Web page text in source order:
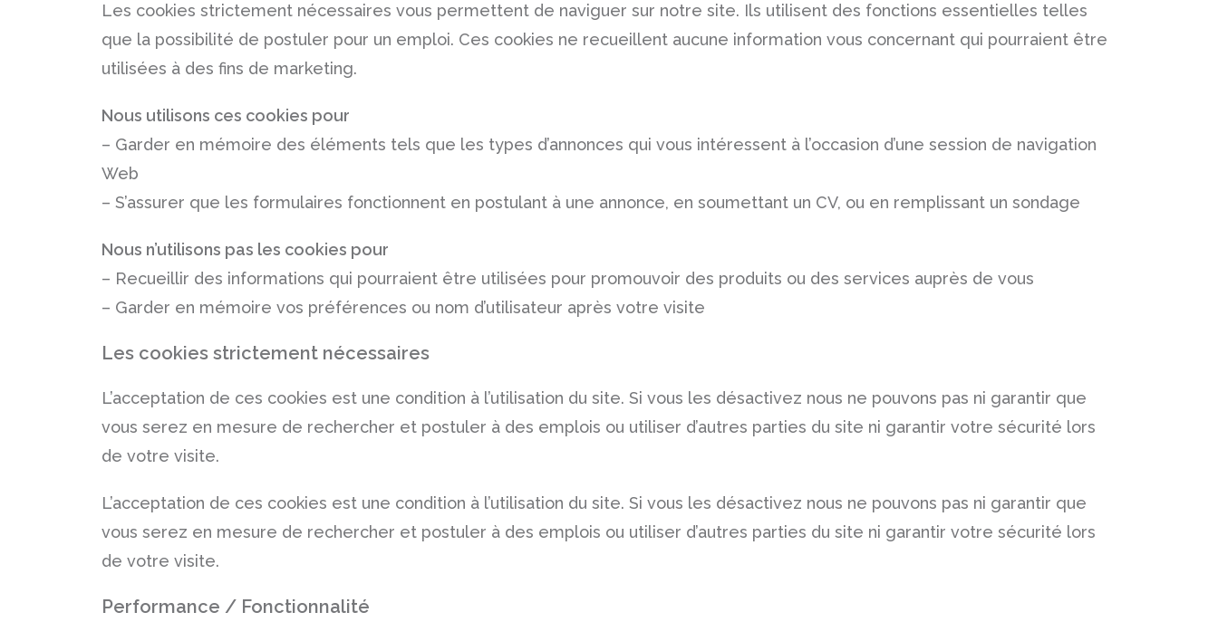
Les cookies strictement nécessaires vous permettent de naviguer sur notre site. Ils utilisent des fonctions essentielles telles
que la possibilité de postuler pour un emploi. Ces cookies ne recueillent aucune information vous concernant qui pourraient être
utilisées à des fins de marketing.
Nous utilisons ces cookies pour
– Garder en mémoire des éléments tels que les types d’annonces qui vous intéressent à l’occasion d’une session de navigation
Web
– S’assurer que les formulaires fonctionnent en postulant à une annonce, en soumettant un CV, ou en remplissant un sondage
Nous n’utilisons pas les cookies pour
– Recueillir des informations qui pourraient être utilisées pour promouvoir des produits ou des services auprès de vous
– Garder en mémoire vos préférences ou nom d’utilisateur après votre visite
Les cookies strictement nécessaires
L’acceptation de ces cookies est une condition à l’utilisation du site. Si vous les désactivez nous ne pouvons pas ni garantir que
vous serez en mesure de rechercher et postuler à des emplois ou utiliser d’autres parties du site ni garantir votre sécurité lors
de votre visite.
L’acceptation de ces cookies est une condition à l’utilisation du site. Si vous les désactivez nous ne pouvons pas ni garantir que
vous serez en mesure de rechercher et postuler à des emplois ou utiliser d’autres parties du site ni garantir votre sécurité lors
de votre visite.
Performance / Fonctionnalité